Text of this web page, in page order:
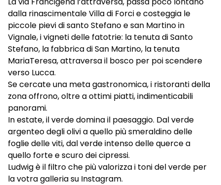
dalla rinascimentale Villa di Forci e costeggia le
piccole pievi di santo Stefano e san Martino in
Vignale, i vigneti delle fatotrie: la tenuta di Santo
Stefano, la fabbrica di San Martino, la tenuta
MariaTeresa, attraversa il bosco per poi scendere
verso Lucca.
Se cercate una meta gastronomica, i ristoranti della
zona offrono, oltre a ottimi piatti, indimenticabili
panorami.
In estate, il verde domina il paesaggio. Dal verde
argenteo degli olivi a quello più smeraldino delle
foglie delle viti, dal verde intenso delle querce a
quello forte e scuro dei cipressi.
Ludwig è il filtro che più valorizza i toni del verde per
la votra galleria su Instagram.